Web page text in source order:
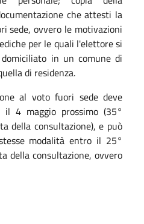
che attesti la
sede, ovvero le motivazioni
per le quali l'elettore si
in un comune di
di residenza.
al voto fuori sede deve
il 4 maggio prossimo (35°
della consultazione), e può
modalità entro il 25°
della consultazione, ovvero